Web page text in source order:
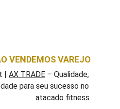
VENDEMOS VAREJO
| AX TRADE – Qualidade,
para seu sucesso no
atacado fitness.